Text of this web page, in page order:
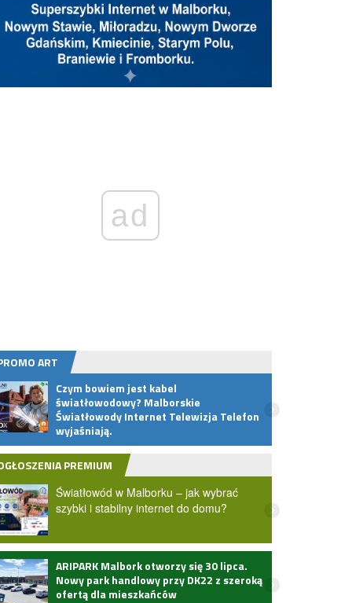
ad
ART
Czym bowiem jest kabel
światłowodowy? Malborskie
Światłowody Internet Telewizja Telefon
wyjaśniają.
PREMIUM
Światłowód w Malborku – jak wybrać
szybki i stabilny internet do domu?
ARIPARK Malbork otworzy się 30 lipca.
Nowy park handlowy przy DK22 z szeroką
ofertą dla mieszkańców